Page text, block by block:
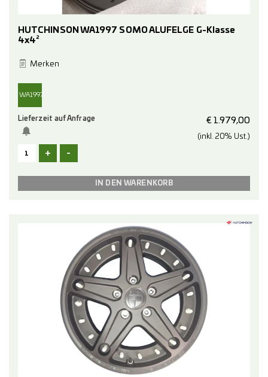
HUTCHINSON WA1997 SOMO ALUFELGE G-Klasse
4x4²
Merken
WA1997-
SOMO € 1.979,00
(inkl. 20% Ust.)
Lieferzeit auf Anfrage
+ -